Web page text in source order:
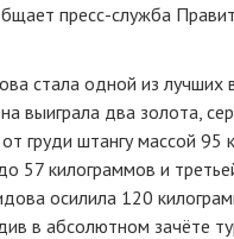
пресс-служба
стала одной из лучших
выиграла два золота,
груди штангу массой 95
57 килограммов и
осилила 120
в абсолютном зачёте